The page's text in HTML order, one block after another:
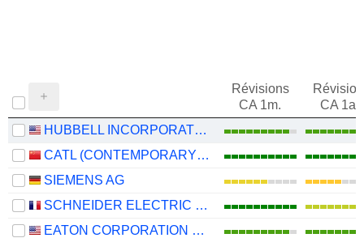
Révisions
CA 1m.
CA 1an
HUBBELL INCORPORATED
CATL (CONTEMPORARY AMPEREX TECHNOLOGY)
SIEMENS AG
SCHNEIDER ELECTRIC SE
EATON CORPORATION PLC